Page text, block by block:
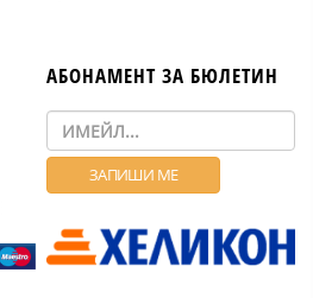
АБОНАМЕНТ ЗА БЮЛЕТИН